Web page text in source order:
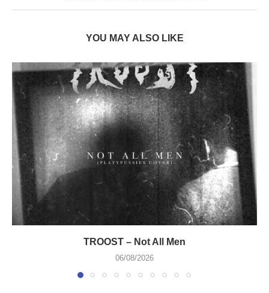
YOU MAY ALSO LIKE
TROOST – Not All Men
06/08/2026